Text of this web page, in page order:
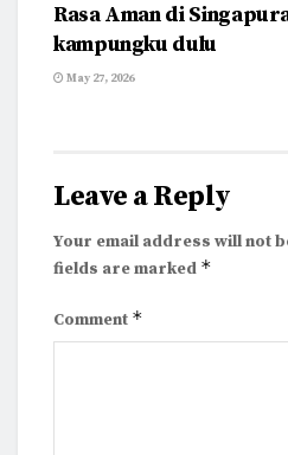
Rasa Aman di
kampungku dulu
May 27, 2026
Leave a Reply
Your email address will not
fields are marked *
Comment *